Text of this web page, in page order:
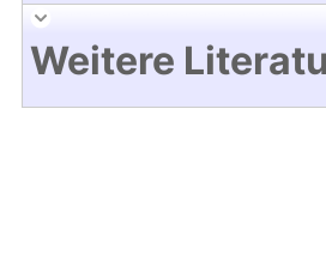
Weitere